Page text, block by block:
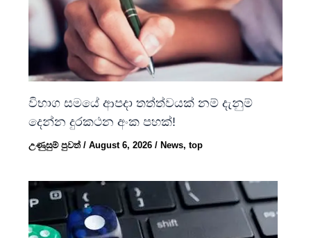
විභාග සමයේ ආපදා තත්ත්වයක් නම් දැනුම්
දෙන්න දුරකථන අංක පහක්!
උණුසුම් පුවත්/August 6, 2026/ News,top